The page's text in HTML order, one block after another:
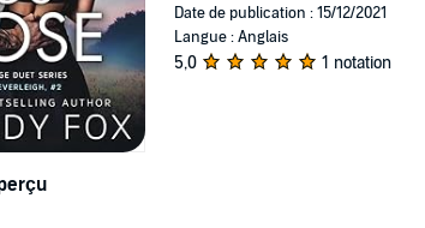
Date de publication : 15/12/2021
Langue : Anglais
5,0 1 notation